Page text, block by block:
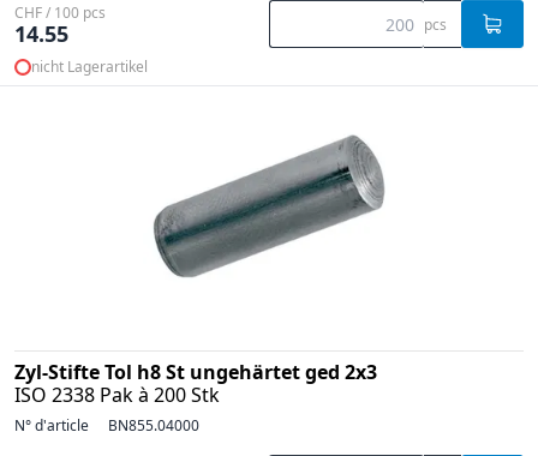
CHF / 100 pcs
14.55 pcs
nicht Lagerartikel
Zyl-Stifte Tol h8 St ungehärtet ged 2x3
ISO 2338 Pak à 200 Stk
N° d'article BN855.04000